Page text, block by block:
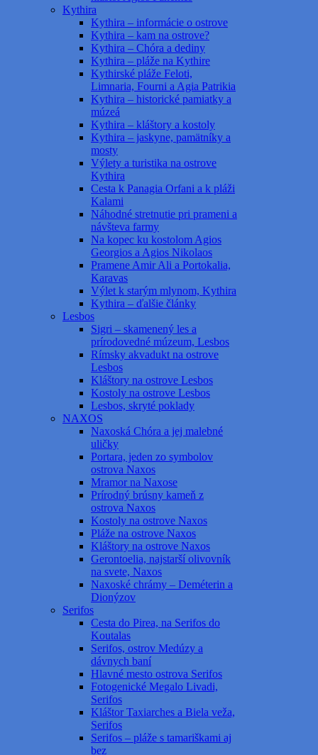
Kythira
Kythira – informácie o ostrove
Kythira – kam na ostrove?
Kythira – Chóra a dediny
Kythira – pláže na Kythire
Kythirské pláže Feloti,
Limnaria, Fourni a Agia Patrikia
Kythira – historické pamiatky a
múzeá
Kythira – kláštory a kostoly
Kythira – jaskyne, pamätníky a
mosty
Výlety a turistika na ostrove
Kythira
Cesta k Panagia Orfani a k pláži
Kalami
Náhodné stretnutie pri prameni a
návšteva farmy
Na kopec ku kostolom Agios
Georgios a Agios Nikolaos
Pramene Amir Ali a Portokalia,
Karavas
Výlet k starým mlynom, Kythira
Kythira – ďalšie články
Lesbos
Sigri – skamenený les a
prírodovedné múzeum, Lesbos
Rímsky akvadukt na ostrove
Lesbos
Kláštory na ostrove Lesbos
Kostoly na ostrove Lesbos
Lesbos, skryté poklady
NAXOS
Naxoská Chóra a jej malebné
uličky
Portara, jeden zo symbolov
ostrova Naxos
Mramor na Naxose
Prírodný brúsny kameň z
ostrova Naxos
Kostoly na ostrove Naxos
Pláže na ostrove Naxos
Kláštory na ostrove Naxos
Gerontoelia, najstarší olivovník
na svete, Naxos
Naxoské chrámy – Deméterin a
Dionýzov
Serifos
Cesta do Pirea, na Serifos do
Koutalas
Serifos, ostrov Medúzy a
dávnych baní
Hlavné mesto ostrova Serifos
Fotogenické Megalo Livadi,
Serifos
Kláštor Taxiarches a Biela veža,
Serifos
Serifos – pláže s tamariškami aj
bez